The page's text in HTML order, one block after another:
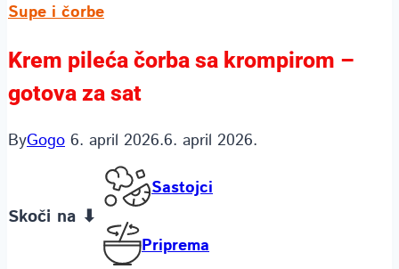
Supe i čorbe
Krem pileća čorba sa krompirom –
gotova za sat
ByGogo 6. april 2026.6. april 2026.
Skoči na ⬇
Sastojci
Priprema